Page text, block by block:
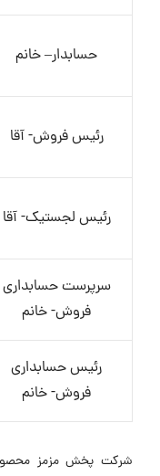
حسابدار– خانم
رئیس فروش- آقا
رئیس لجستیک- آقا
سرپرست حسابداری
فروش- خانم
رئیس حسابداری
فروش- خانم
شرکت پخش مزمز